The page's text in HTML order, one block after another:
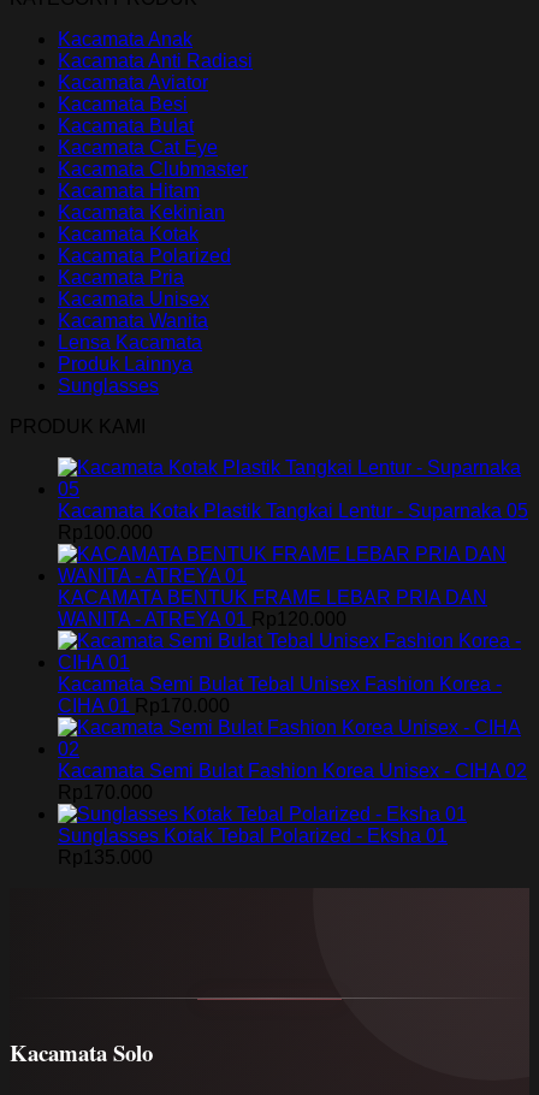
Kacamata Anak
Kacamata Anti Radiasi
Kacamata Aviator
Kacamata Besi
Kacamata Bulat
Kacamata Cat Eye
Kacamata Clubmaster
Kacamata Hitam
Kacamata Kekinian
Kacamata Kotak
Kacamata Polarized
Kacamata Pria
Kacamata Unisex
Kacamata Wanita
Lensa Kacamata
Produk Lainnya
Sunglasses
PRODUK KAMI
Kacamata Kotak Plastik Tangkai Lentur - Suparnaka 05
Rp 100.000
KACAMATA BENTUK FRAME LEBAR PRIA DAN
WANITA - ATREYA 01 Rp 120.000
Kacamata Semi Bulat Tebal Unisex Fashion Korea -
CIHA 01 Rp 170.000
Kacamata Semi Bulat Fashion Korea Unisex - CIHA 02
Rp 170.000
Sunglasses Kotak Tebal Polarized - Eksha 01
Rp 135.000
Kacamata Solo